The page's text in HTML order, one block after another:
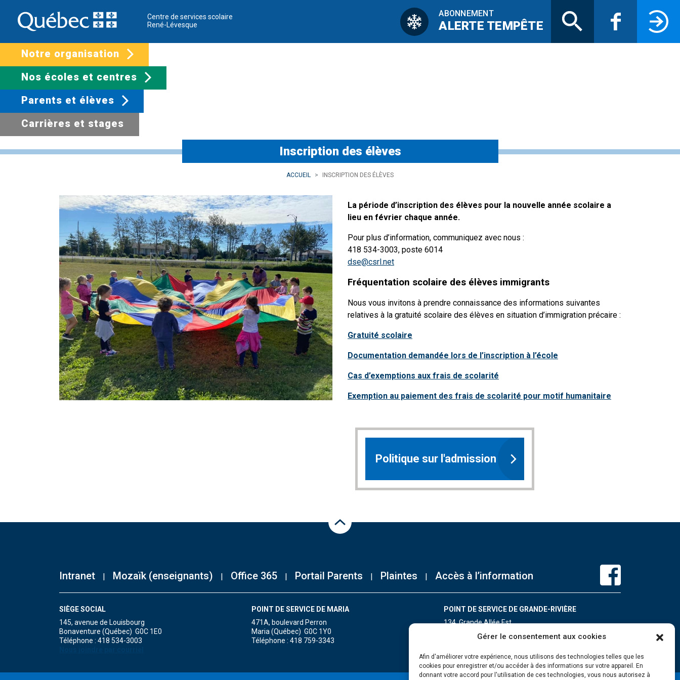
Gérer le consentement aux cookies
Afin d'améliorer votre expérience, nous utilisons des technologies telles que les
cookies pour enregistrer et/ou accéder à des informations sur votre appareil. En
donnant votre accord pour l'utilisation de ces technologies, vous nous autorisez à
Centre de services scolaire
René-Lévesque
ABONNEMENT
ALERTE TEMPÊTE
Notre organisation
Nos écoles et centres
Parents et élèves
Carrières et stages
Inscription des élèves Inscription des élèves
ACCUEIL INSCRIPTION DES ÉLÈVES
La période d’inscription des élèves pour la nouvelle année scolaire a
lieu en février chaque année.
Pour plus d’information, communiquez avec nous :
418 534-3003, poste 6014
dse@csrl.net
Fréquentation scolaire des élèves immigrants
Nous vous invitons à prendre connaissance des informations suivantes
relatives à la gratuité scolaire des élèves en situation d’immigration précaire :
Gratuité scolaire
Documentation demandée lors de l’inscription à l’école
Cas d’exemptions aux frais de scolarité
Exemption au paiement des frais de scolarité pour motif humanitaire
Politique sur l'admission
Intranet Mozaïk (enseignants) Office 365 Portail Parents Plaintes Accès à l’information
SIÈGE SOCIAL
145, avenue de Louisbourg
Bonaventure (Québec) G0C 1E0
Téléphone : 418 534-3003
POINT DE SERVICE DE MARIA
471A, boulevard Perron
Maria (Québec) G0C 1Y0
Téléphone : 418 759-3343
POINT DE SERVICE DE GRANDE-RIVIÈRE
134, Grande Allée Est
Téléphone : 418 385-3499